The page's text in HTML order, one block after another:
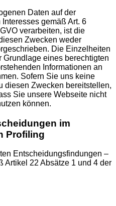
Daten auf der
gemäß Art. 6
verarbeiten, ist die
Zwecken weder
Die Einzelheiten
eines berechtigten
Informationen an
Sofern Sie uns keine
diesen Zwecken bereitstellen,
Sie unsere Webseite nicht
können.
im
Profiling
Entscheidungsfindungen –
22 Absätze 1 und 4 der